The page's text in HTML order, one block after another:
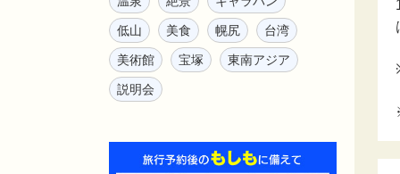
低山 美食 幌尻 台湾
美術館 宝塚 東南アジア
説明会